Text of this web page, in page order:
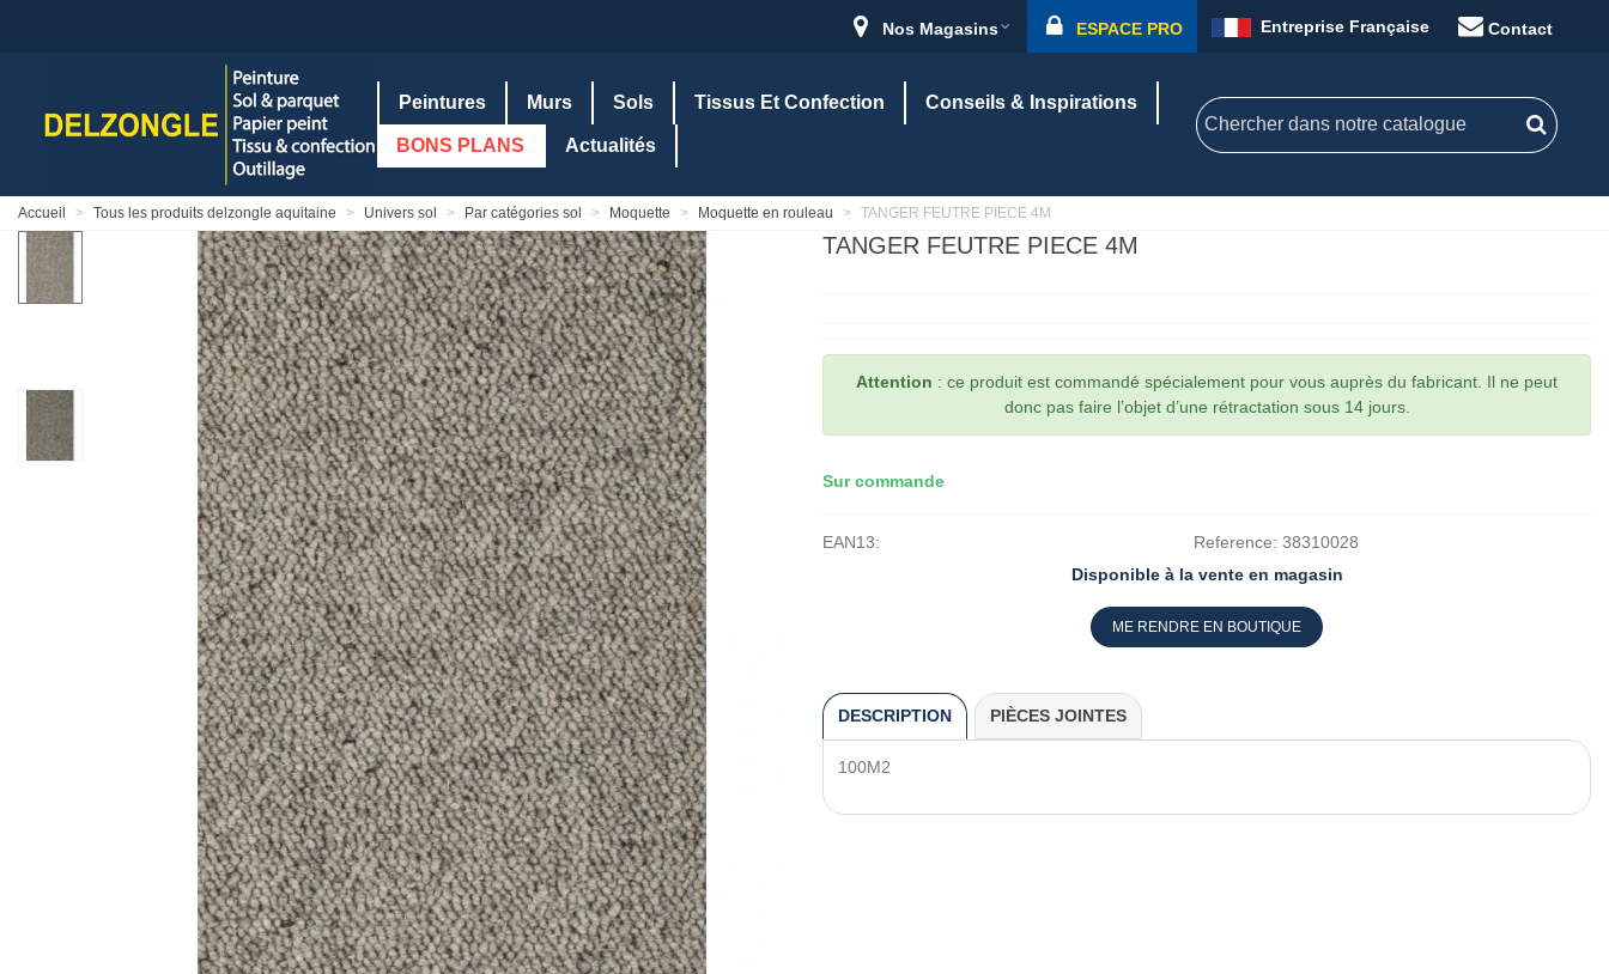
Nos Magasins ESPACE PRO Entreprise Française Contact
Peintures Murs Sols Tissus Et Confection Conseils & Inspirations
BONS PLANS Actualités
Accueil > Tous les produits delzongle aquitaine > Univers sol > Par catégories sol > Moquette > Moquette en rouleau > TANGER FEUTRE PIECE 4M
TANGER FEUTRE PIECE 4M
Attention : ce produit est commandé spécialement pour vous auprès du fabricant. Il ne peut
donc pas faire l’objet d’une rétractation sous 14 jours.
Sur commande
EAN13: Reference: 38310028
Disponible à la vente en magasin
ME RENDRE EN BOUTIQUE
DESCRIPTION PIÈCES JOINTES
100M2